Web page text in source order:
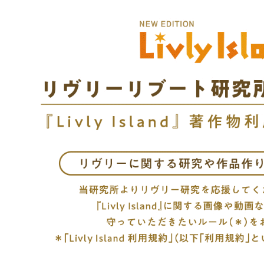
リヴリーアイランド公